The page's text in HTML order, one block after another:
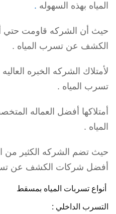
المياه بهذه السهوله .
حيث أن الشركه قاومت
الكشف عن تسرب المياه .
لأمتلاك الشركه الخبره
تسرب المياه .
أمتلاكها أفضل العماله
المياه .
حيث تضم الشركه الكثير من
أفضل شركات الكشف عن
أنواع تسربات المياه بمسقط
التسرب الداخلي :